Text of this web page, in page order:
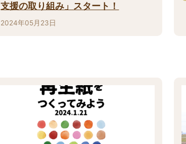
支援の取り組み」スタート！
2024年05月23日